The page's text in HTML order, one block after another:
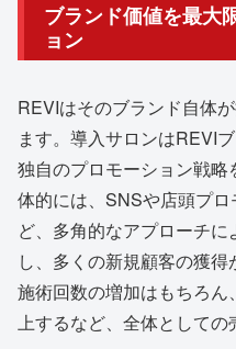
ブランド価値を最大
ョン
REVIはそのブランド自体
ます。導入サロンはREVI
独自のプロモーション戦
体的には、SNSや店頭プ
ど、多角的なアプローチ
し、多くの新規顧客の獲得
施術回数の増加はもちろ
上するなど、全体としての